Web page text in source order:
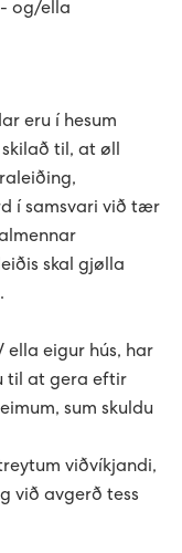
og/ella
eru í hesum
til, at øll
í samsvari við tær
skal gjølla
ella eigur hús, har
til at gera eftir
sum skuldu
viðvíkjandi,
við avgerð tess